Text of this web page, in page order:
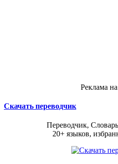
Реклама
Скачать переводчик
Переводчик,
20+ языков,